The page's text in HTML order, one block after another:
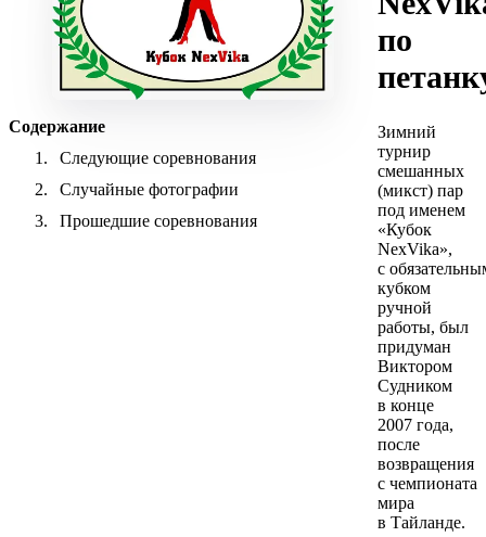
Содержание
Следующие соревнования
Случайные фотографии
Прошедшие соревнования
по
Зимний
турнир
смешанных
(микст) пар
под именем
«Кубок
NexVika»,
с
кубком
ручной
работы, был
придуман
Виктором
Судником
в конце
2007 года,
после
возвращения
с чемпионата
мира
в Тайланде.